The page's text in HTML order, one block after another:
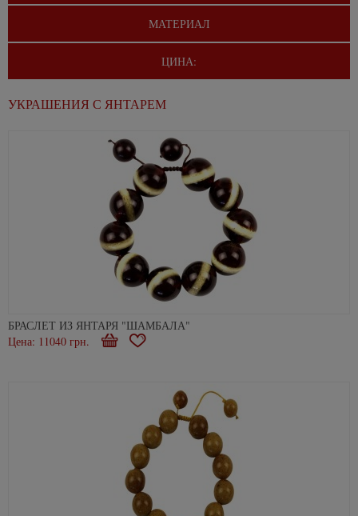
МАТЕРИАЛ
ЦИНА:
УКРАШЕНИЯ С ЯНТАРЕМ
БРАСЛЕТ ИЗ ЯНТАРЯ "ШАМБАЛА"
Цена: 11040 грн.
Купити
В